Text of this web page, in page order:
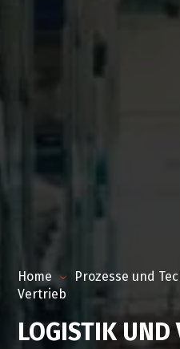
Home Prozesse und
Vertrieb
LOGISTIK UND